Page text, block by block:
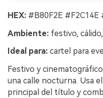
HEX: #B80F2E #F2C14E
Ambiente: festivo,
Ideal para: cartel para
Festivo y
una calle nocturna. Usa
principal del título y